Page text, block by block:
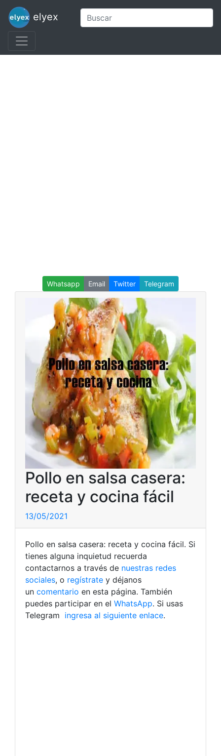
elyex
Whatsapp Email Twitter Telegram
Pollo en salsa casera:
receta y cocina fácil
13/05/2021
Pollo en salsa casera: receta y cocina fácil. Si
tienes alguna inquietud recuerda
contactarnos a través de nuestras redes
sociales, o regístrate y déjanos
un comentario en esta página. También
puedes participar en el WhatsApp. Si usas
Telegram ingresa al siguiente enlace.